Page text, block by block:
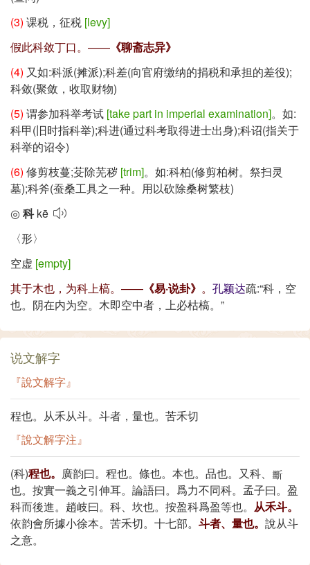
(3) 课税，征税 [levy]
假此科敛丁口。—— 《聊斋志异》
(4) 又如:科派(摊派);科差(向官府缴纳的捐税和承担的差役);
科敛(聚敛，收取财物)
(5) 谓参加科举考试 [take part in imperial examination]。如:
科甲(旧时指科举);科进(通过科考取得进士出身);科诏(指关于
科举的诏令)
(6) 修剪枝蔓;芟除芜秽 [trim]。如:科柏(修剪柏树。祭扫灵
墓);科斧(蚕桑工具之一种。用以砍除桑树繁枝)
◎ 科 kē
〈形〉
空虚 [empty]
其于木也，为科上槁。—— 《易·说卦》 。 孔颖达疏:“科，空
也。阴在内为空。木即空中者，上必枯槁。”
说文解字
『說文解字』
程也。从禾从斗。斗者，量也。苦禾切
『說文解字注』
(科)程也。 廣韵曰。程也。條也。本也。品也。又科、
也。按實一義之引伸耳。論語曰。爲力不同科。孟子曰。盈
科而後進。趙岐曰。科、坎也。按盈科爲盈等也。 从禾斗。
依韵會所據小徐本。苦禾切。十七部。 斗者、量也。 說从斗
之意。